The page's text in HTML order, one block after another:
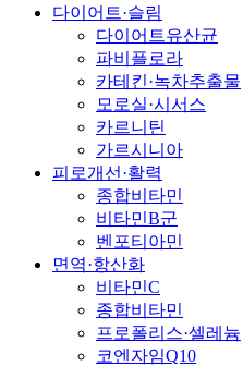
다이어트·슬림
다이어트유산균
파비플로라
카테킨·녹차추출물
모로실·시서스
카르니틴
가르시니아
피로개선·활력
종합비타민
비타민B군
벤포티아민
면역·항산화
비타민C
종합비타민
프로폴리스·셀레늄
코엔자임Q10